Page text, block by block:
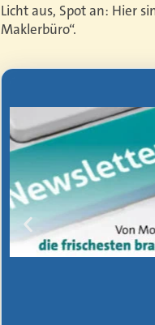
Licht aus, Spot an: Hier
Maklerbüro“.